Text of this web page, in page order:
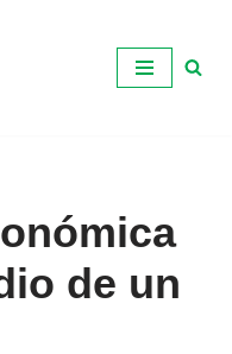
de un